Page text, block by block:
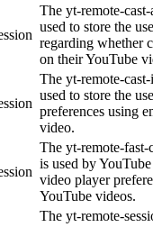
The yt-remote-
used to store the
regarding whether
on their YouTube
The yt-remote-
used to store the
preferences using
video.
The yt-remote-
is used by
video player
YouTube videos.
The yt-remote-